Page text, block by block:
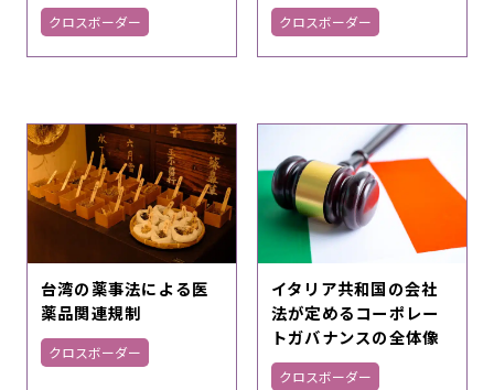
クロスボーダー クロスボーダー
台湾の薬事法による医
薬品関連規制
クロスボーダー
イタリア共和国の会社
法が定めるコーポレー
トガバナンスの全体像
クロスボーダー